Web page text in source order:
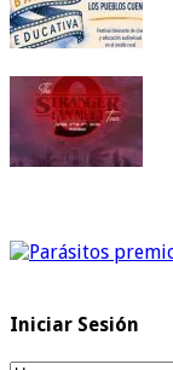
Iniciar Sesión